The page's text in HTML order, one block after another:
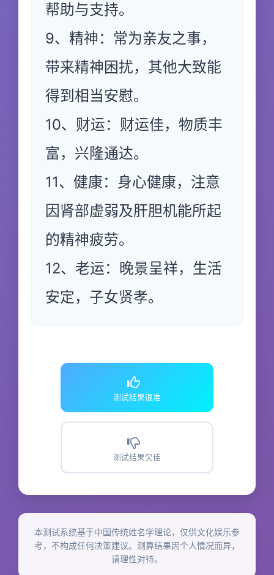
帮助与支持。
9、精神：常为亲友之事，
带来精神困扰，其他大致能
得到相当安慰。
10、财运：财运佳，物质丰
富，兴隆通达。
11、健康：身心健康，注意
因肾部虚弱及肝胆机能所起
的精神疲劳。
12、老运：晚景呈祥，生活
安定，子女贤孝。
测试结果很准
测试结果欠佳
本测试系统基于中国传统姓名学理论，仅供文化娱乐参
考，不构成任何决策建议。测算结果因个人情况而异，
请理性对待。